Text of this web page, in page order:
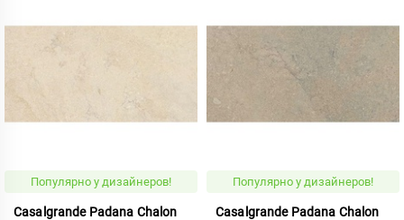
Популярно у дизайнеров!
Casalgrande Padana Chalon
Популярно у дизайнеров!
Casalgrande Padana Chalon